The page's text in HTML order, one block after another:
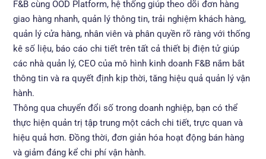
F&B cùng OOD Platform, hệ thống giúp theo dõi đơn hàng
giao hàng nhanh, quản lý thông tin, trải nghiệm khách hàng,
quản lý cửa hàng, nhân viên và phân quyền rõ ràng với thống
kê số liệu, báo cáo chi tiết trên tất cả thiết bị điện tử giúp
các nhà quản lý, CEO của mô hình kinh doanh F&B nắm bắt
thông tin và ra quyết định kịp thời, tăng hiệu quả quản lý vận
hành.
Thông qua chuyển đổi số trong doanh nghiệp, bạn có thể
thực hiện quản trị tập trung một cách chi tiết, trực quan và
hiệu quả hơn. Đồng thời, đơn giản hóa hoạt động bán hàng
và giảm đáng kể chi phí vận hành.